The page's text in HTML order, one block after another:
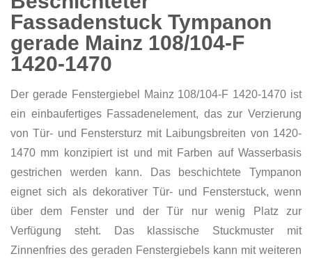
Fassadenstuck Tympanon
gerade Mainz 108/104-F
1420-1470
Der gerade Fenstergiebel Mainz 108/104-F 1420-1470 ist
ein einbaufertiges Fassadenelement, das zur Verzierung
von Tür- und Fenstersturz mit Laibungsbreiten von 1420-
1470 mm konzipiert ist und mit Farben auf Wasserbasis
gestrichen werden kann. Das beschichtete Tympanon
eignet sich als dekorativer Tür- und Fensterstuck, wenn
über dem Fenster und der Tür nur wenig Platz zur
Verfügung steht. Das klassische Stuckmuster mit
Zinnenfries des geraden Fenstergiebels kann mit weiteren